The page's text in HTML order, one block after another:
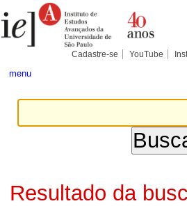
para
conteúdo.
Pessoais
Cadastre-se YouTube
menu
Resultado da